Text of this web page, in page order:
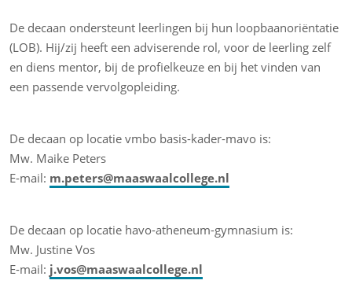
De decaan ondersteunt leerlingen bij hun loopbaanoriëntatie
(LOB). Hij/zij heeft een adviserende rol, voor de leerling zelf
en diens mentor, bij de profielkeuze en bij het vinden van
een passende vervolgopleiding.
De decaan op locatie vmbo basis-kader-mavo is:
Mw. Maike Peters
E-mail: m.peters@maaswaalcollege.nl
De decaan op locatie havo-atheneum-gymnasium is:
Mw. Justine Vos
E-mail: j.vos@maaswaalcollege.nl